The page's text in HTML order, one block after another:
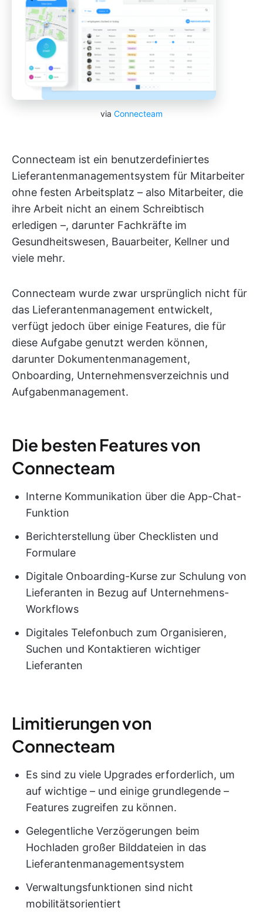
via Connecteam
Connecteam ist ein benutzerdefiniertes
Lieferantenmanagementsystem für Mitarbeiter
ohne festen Arbeitsplatz – also Mitarbeiter, die
ihre Arbeit nicht an einem Schreibtisch
erledigen –, darunter Fachkräfte im
Gesundheitswesen, Bauarbeiter, Kellner und
viele mehr.
Connecteam wurde zwar ursprünglich nicht für
das Lieferantenmanagement entwickelt,
verfügt jedoch über einige Features, die für
diese Aufgabe genutzt werden können,
darunter Dokumentenmanagement,
Onboarding, Unternehmensverzeichnis und
Aufgabenmanagement.
Die besten Features von
Connecteam
Interne Kommunikation über die App-Chat-
Funktion
Berichterstellung über Checklisten und
Formulare
Digitale Onboarding-Kurse zur Schulung von
Lieferanten in Bezug auf Unternehmens-
Workflows
Digitales Telefonbuch zum Organisieren,
Suchen und Kontaktieren wichtiger
Lieferanten
Limitierungen von
Connecteam
Es sind zu viele Upgrades erforderlich, um
auf wichtige – und einige grundlegende –
Features zugreifen zu können.
Gelegentliche Verzögerungen beim
Hochladen großer Bilddateien in das
Lieferantenmanagementsystem
Verwaltungsfunktionen sind nicht
mobilitätsorientiert